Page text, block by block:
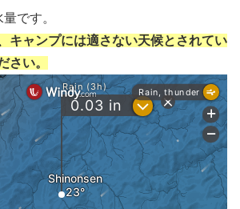
です。
キャンプには適さない天候とされてい
さい。